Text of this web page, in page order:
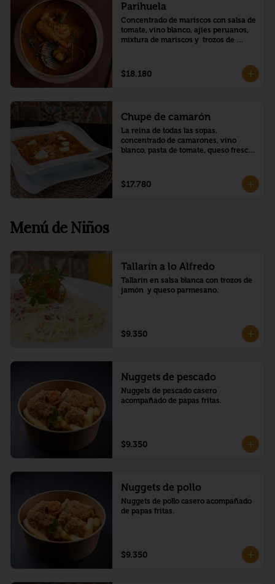
Parihuela
Concentrado de mariscos con salsa de
tomate, vino blanco, ajíes peruanos,
mixtura de mariscos y  trozos de
$18.180
Chupe de camarón
La reina de todas las sopas,
concentrado de camarones, vino
blanco, pasta de tomate, queso fresco,
$17.780
Menú de Niños
Tallarín a lo Alfredo
Tallarín en salsa blanca con trozos de
jamón  y queso parmesano.
$9.350
Nuggets de pescado
Nuggets de pescado casero
acompañado de papas fritas.
$9.350
Nuggets de pollo
Nuggets de pollo casero acompañado
de papas fritas.
$9.350